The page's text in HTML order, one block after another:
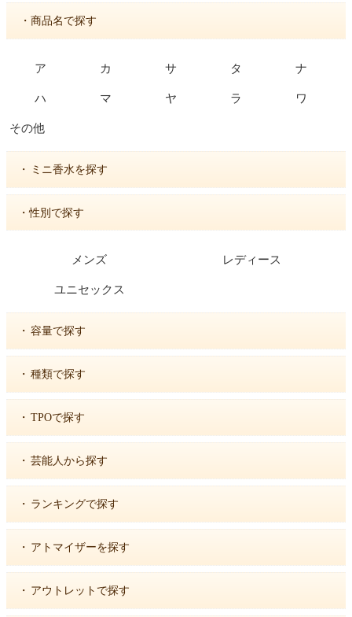
・商品名で探す
ア カ サ タ ナ
ハ マ ヤ ラ ワ
その他
・ ミニ香水を探す
・性別で探す
メンズ レディース
ユニセックス
・ 容量で探す
・ 種類で探す
・ TPOで探す
・ 芸能人から探す
・ ランキングで探す
・ アトマイザーを探す
・ アウトレットで探す